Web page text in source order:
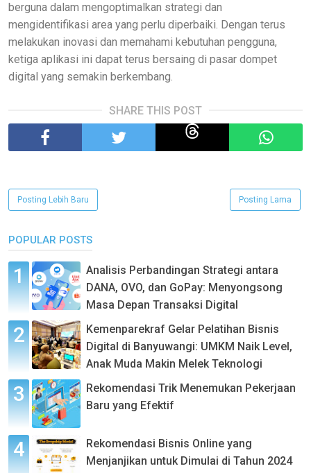
berguna dalam mengoptimalkan strategi dan
mengidentifikasi area yang perlu diperbaiki. Dengan terus
melakukan inovasi dan memahami kebutuhan pengguna,
ketiga aplikasi ini dapat terus bersaing di pasar dompet
digital yang semakin berkembang.
SHARE THIS POST
Posting Lebih Baru Posting Lama
POPULAR POSTS
Analisis Perbandingan Strategi antara
DANA, OVO, dan GoPay: Menyongsong
Masa Depan Transaksi Digital
Kemenparekraf Gelar Pelatihan Bisnis
Digital di Banyuwangi: UMKM Naik Level,
Anak Muda Makin Melek Teknologi
Rekomendasi Trik Menemukan Pekerjaan
Baru yang Efektif
Rekomendasi Bisnis Online yang
Menjanjikan untuk Dimulai di Tahun 2024